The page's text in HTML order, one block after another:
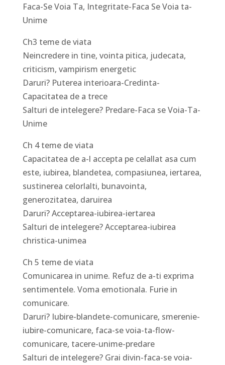
Faca-Se Voia Ta, Integritate-Faca Se Voia ta-
Unime
Ch3 teme de viata
Neincredere in tine, vointa pitica, judecata,
criticism, vampirism energetic
Daruri? Puterea interioara-Credinta-
Capacitatea de a trece
Salturi de intelegere? Predare-Faca se Voia-Ta-
Unime
Ch 4 teme de viata
Capacitatea de a-l accepta pe celallat asa cum
este, iubirea, blandetea, compasiunea, iertarea,
sustinerea celorlalti, bunavointa,
generozitatea, daruirea
Daruri? Acceptarea-iubirea-iertarea
Salturi de intelegere? Acceptarea-iubirea
christica-unimea
Ch 5 teme de viata
Comunicarea in unime. Refuz de a-ti exprima
sentimentele. Voma emotionala. Furie in
comunicare.
Daruri? Iubire-blandete-comunicare, smerenie-
iubire-comunicare, faca-se voia-ta-flow-
comunicare, tacere-unime-predare
Salturi de intelegere? Grai divin-faca-se voia-